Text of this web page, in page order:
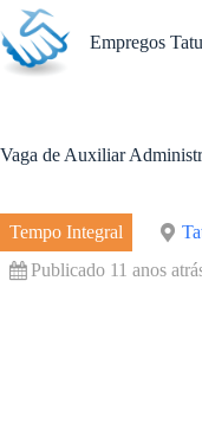
Pular
para
o
conteúdo
Empregos
Vaga de Auxiliar
Tempo Integral
Publicado 11 anos